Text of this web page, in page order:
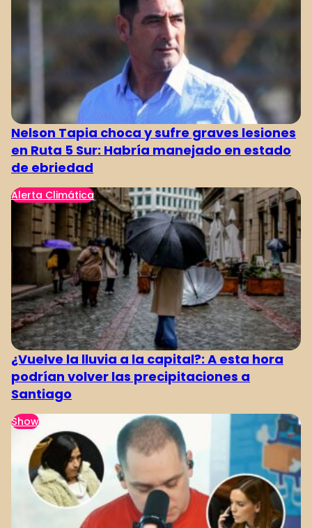
Nelson Tapia choca y sufre graves lesiones
en Ruta 5 Sur: Habría manejado en estado
de ebriedad
Alerta Climática
¿Vuelve la lluvia a la capital?: A esta hora
podrían volver las precipitaciones a
Santiago
Show